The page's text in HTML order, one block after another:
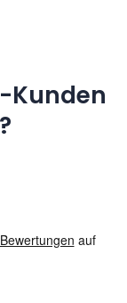
Kunden